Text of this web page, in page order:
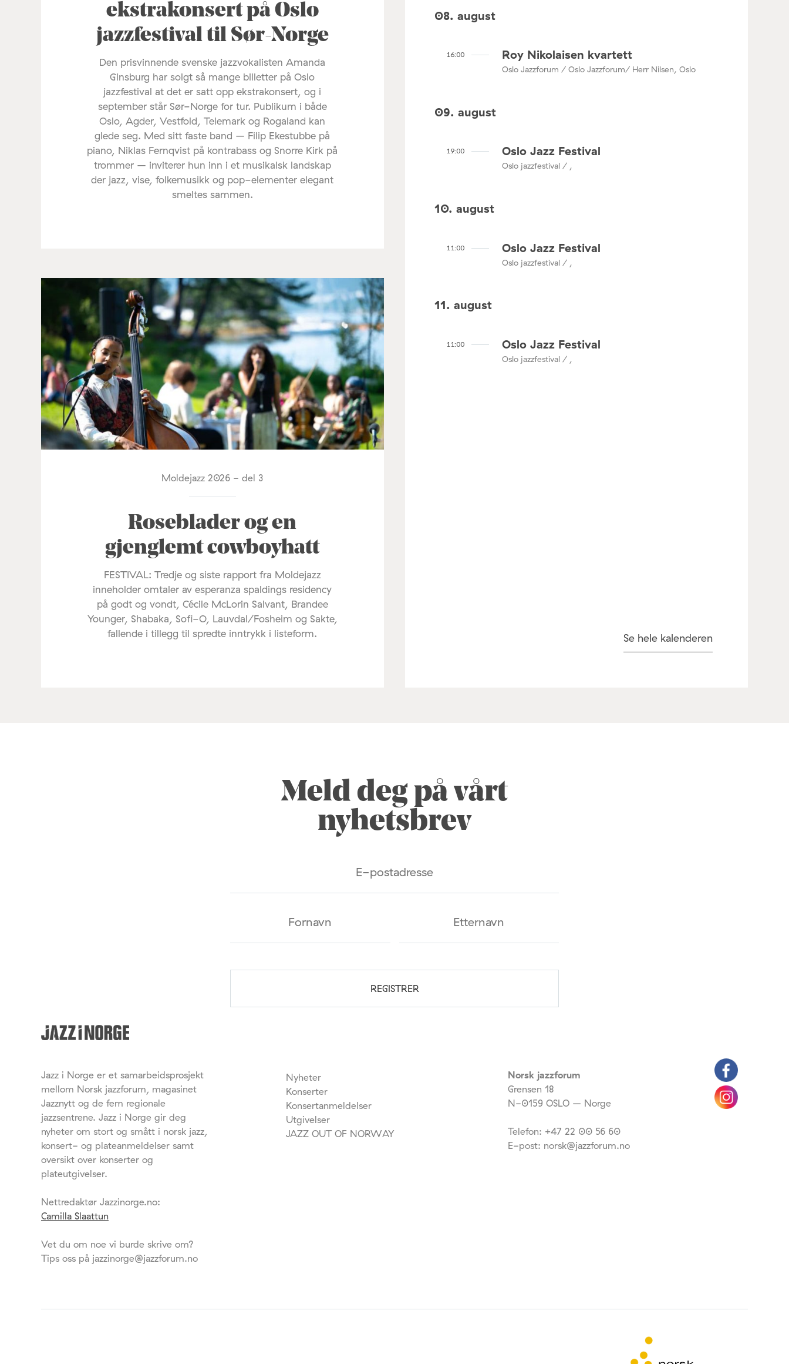
ekstrakonsert på Oslo
jazzfestival til Sør-Norge
Den prisvinnende svenske jazzvokalisten Amanda
Ginsburg har solgt så mange billetter på Oslo
jazzfestival at det er satt opp ekstrakonsert, og i
september står Sør-Norge for tur. Publikum i både
Oslo, Agder, Vestfold, Telemark og Rogaland kan
glede seg. Med sitt faste band – Filip Ekestubbe på
piano, Niklas Fernqvist på kontrabass og Snorre Kirk på
trommer – inviterer hun inn i et musikalsk landskap
der jazz, vise, folkemusikk og pop-elementer elegant
smeltes sammen.
Moldejazz 2026 - del 3
Roseblader og en
gjenglemt cowboyhatt
FESTIVAL: Tredje og siste rapport fra Moldejazz
inneholder omtaler av esperanza spaldings residency
på godt og vondt, Cécile McLorin Salvant, Brandee
Younger, Shabaka, Sofi-O, Lauvdal/Fosheim og Sakte,
fallende i tillegg til spredte inntrykk i listeform.
08. august
16:00 Roy Nikolaisen kvartett
Oslo Jazzforum / Oslo Jazzforum/ Herr Nilsen, Oslo
09. august
19:00 Oslo Jazz Festival
Oslo jazzfestival / ,
10. august
11:00 Oslo Jazz Festival
Oslo jazzfestival / ,
11. august
11:00 Oslo Jazz Festival
Oslo jazzfestival / ,
Se hele kalenderen
Meld deg på vårt
nyhetsbrev
Jazz i Norge er et samarbeidsprosjekt
mellom Norsk jazzforum, magasinet
Jazznytt og de fem regionale
jazzsentrene. Jazz i Norge gir deg
nyheter om stort og smått i norsk jazz,
konsert- og plateanmeldelser samt
oversikt over konserter og
plateutgivelser.
Nettredaktør Jazzinorge.no:
Camilla Slaattun
Vet du om noe vi burde skrive om?
Tips oss på jazzinorge@jazzforum.no
Nyheter
Konserter
Konsertanmeldelser
Utgivelser
JAZZ OUT OF NORWAY
Norsk jazzforum
Grensen 18
N-0159 OSLO – Norge
Telefon: +47 22 00 56 60
E-post: norsk@jazzforum.no